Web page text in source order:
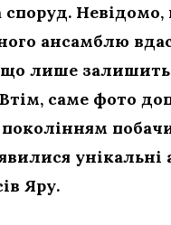
споруд. Невідомо,
ансамблю
що лише
саме фото
унікальні
Яру.